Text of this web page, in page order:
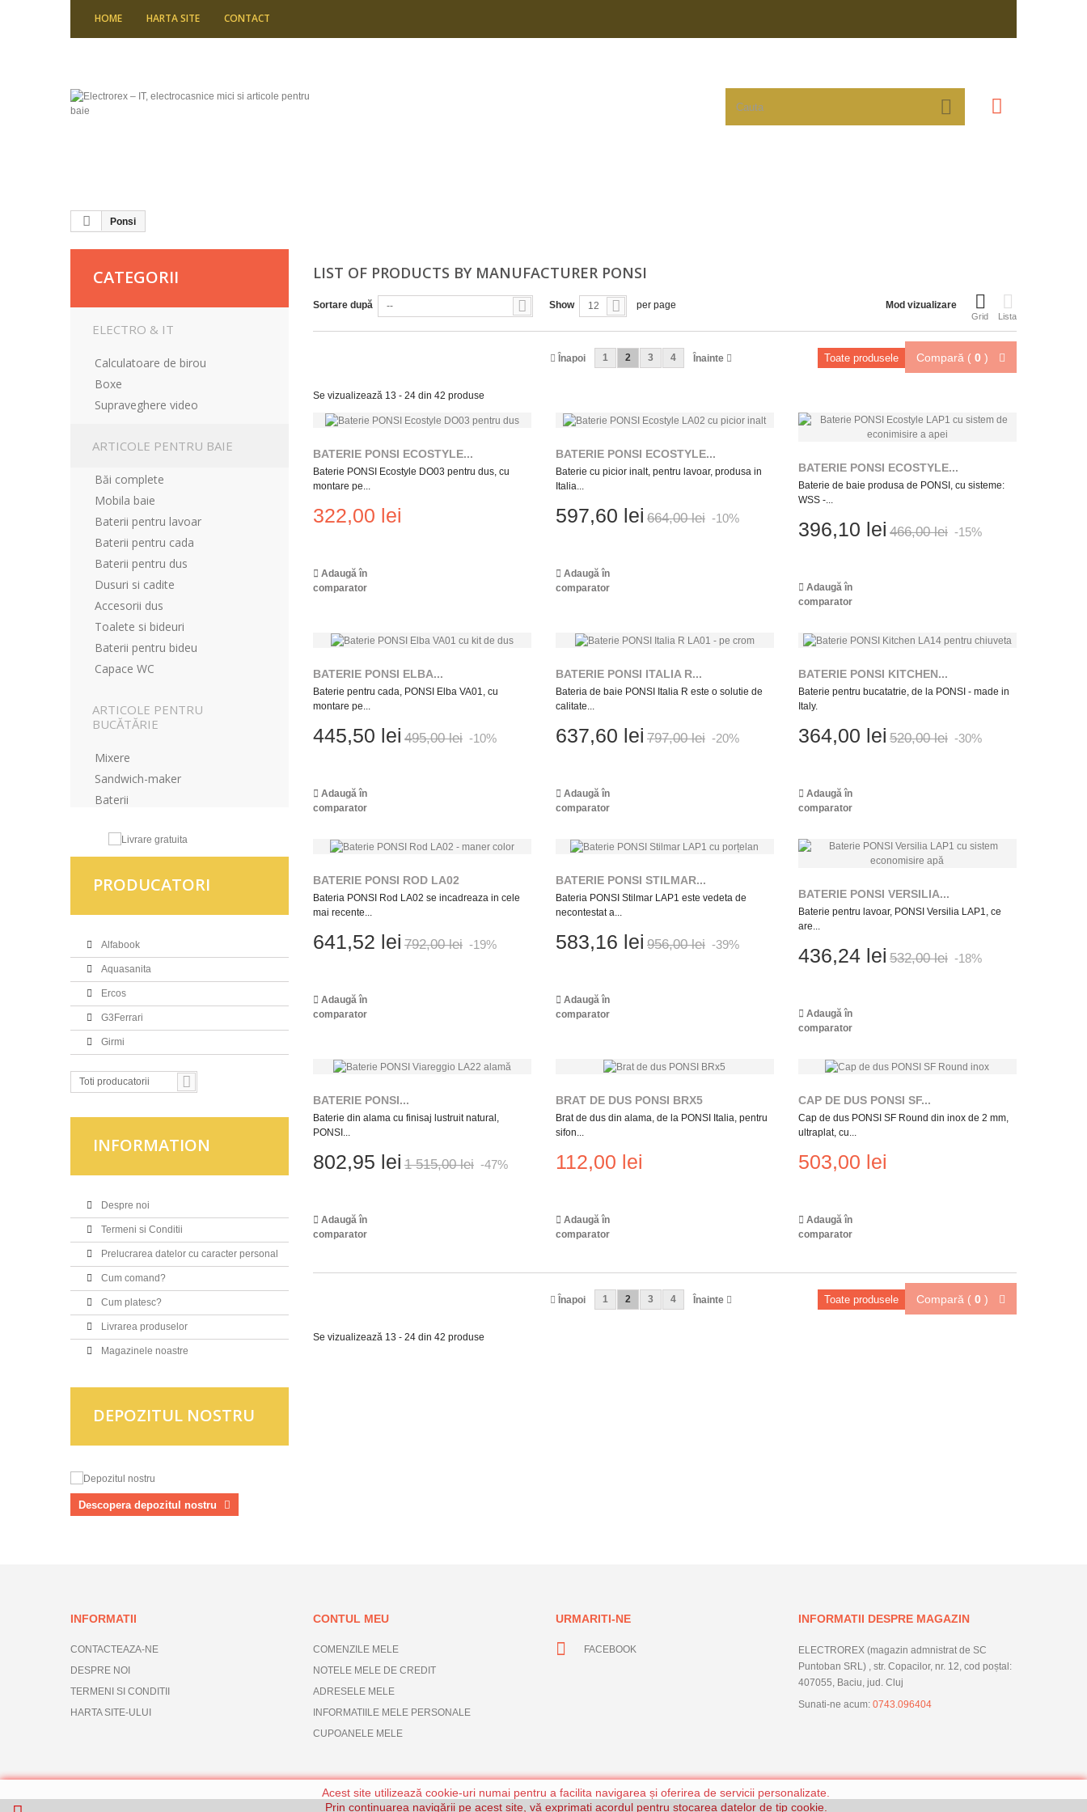
HOME HARTA SITE CONTACT
Ponsi
CATEGORII
ELECTRO & IT
Calculatoare de birou
Boxe
Supraveghere video
ARTICOLE PENTRU BAIE
Băi complete
Mobila baie
Baterii pentru lavoar
Baterii pentru cada
Baterii pentru dus
Dusuri si cadite
Accesorii dus
Toalete si bideuri
Baterii pentru bideu
Capace WC
ARTICOLE PENTRU
BUCĂTĂRIE
Mixere
Sandwich-maker
Baterii
PRODUCATORI
Alfabook
Aquasanita
Ercos
G3Ferrari
Girmi
Toti producatorii
INFORMATION
Despre noi
Termeni si Conditii
Prelucrarea datelor cu caracter personal
Cum comand?
Cum platesc?
Livrarea produselor
Magazinele noastre
DEPOZITUL NOSTRU
Descopera depozitul nostru
LIST OF PRODUCTS BY MANUFACTURER PONSI
Mod vizualizare
Grid Lista
Sortare după -- Show 12 per page
Compară ( 0 )
Toate produsele
Înapoi 1 2 3 4 Înainte
Se vizualizează 13 - 24 din 42 produse
BATERIE PONSI ECOSTYLE...
Baterie PONSI Ecostyle DO03 pentru dus, cu
montare pe...
322,00 lei
Adaugă în
comparator
BATERIE PONSI ECOSTYLE...
Baterie cu picior inalt, pentru lavoar, produsa in
Italia...
597,60 lei 664,00 lei -10%
Adaugă în
comparator
BATERIE PONSI ECOSTYLE...
Baterie de baie produsa de PONSI, cu sisteme:
WSS -...
396,10 lei 466,00 lei -15%
Adaugă în
comparator
BATERIE PONSI ELBA...
Baterie pentru cada, PONSI Elba VA01, cu
montare pe...
445,50 lei 495,00 lei -10%
Adaugă în
comparator
BATERIE PONSI ITALIA R...
Bateria de baie PONSI Italia R este o solutie de
calitate...
637,60 lei 797,00 lei -20%
Adaugă în
comparator
BATERIE PONSI KITCHEN...
Baterie pentru bucatatrie, de la PONSI - made in
Italy.
364,00 lei 520,00 lei -30%
Adaugă în
comparator
BATERIE PONSI ROD LA02
Bateria PONSI Rod LA02 se incadreaza in cele
mai recente...
641,52 lei 792,00 lei -19%
Adaugă în
comparator
BATERIE PONSI STILMAR...
Bateria PONSI Stilmar LAP1 este vedeta de
necontestat a...
583,16 lei 956,00 lei -39%
Adaugă în
comparator
BATERIE PONSI VERSILIA...
Baterie pentru lavoar, PONSI Versilia LAP1, ce
are...
436,24 lei 532,00 lei -18%
Adaugă în
comparator
BATERIE PONSI...
Baterie din alama cu finisaj lustruit natural,
PONSI...
802,95 lei 1 515,00 lei -47%
Adaugă în
comparator
BRAT DE DUS PONSI BRX5
Brat de dus din alama, de la PONSI Italia, pentru
sifon...
112,00 lei
Adaugă în
comparator
CAP DE DUS PONSI SF...
Cap de dus PONSI SF Round din inox de 2 mm,
ultraplat, cu...
503,00 lei
Adaugă în
comparator
Compară ( 0 )
Toate produsele
Înapoi 1 2 3 4 Înainte
Se vizualizează 13 - 24 din 42 produse
INFORMATII
CONTACTEAZA-NE
DESPRE NOI
TERMENI SI CONDITII
HARTA SITE-ULUI
CONTUL MEU
COMENZILE MELE
NOTELE MELE DE CREDIT
ADRESELE MELE
INFORMATIILE MELE PERSONALE
CUPOANELE MELE
URMARITI-NE
FACEBOOK
INFORMATII DESPRE MAGAZIN
ELECTROREX (magazin admnistrat de SC
Puntoban SRL) , str. Copacilor, nr. 12, cod poștal:
407055, Baciu, jud. Cluj
Sunati-ne acum: 0743.096404
Acest site utilizează cookie-uri numai pentru a facilita navigarea și oferirea de servicii personalizate.
Prin continuarea navigării pe acest site, vă exprimați acordul pentru stocarea datelor de tip cookie.